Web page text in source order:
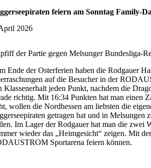
feiern am Sonntag Family-
2026
der Partie gegen Melsunger Bundesliga-
Ende der Osterferien haben die Rodgauer
auf die Besucher in der
Klassenerhalt jeden Punkt, nachdem die
richtig. Mit 16:34 Punkten hat man einen
wollen die Nordhessen am liebsten die
getragen hat und in
Im Lager der Rodgauer hat man die zwei
wieder das „Heimgesicht“ zeigen. Mit
Sportarena feiern können.